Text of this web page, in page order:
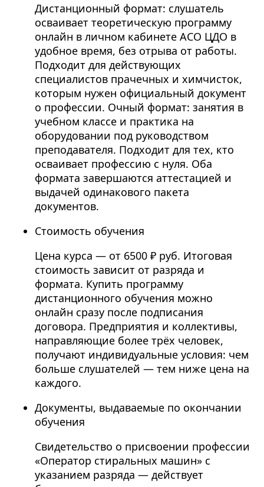
Дистанционный формат: слушатель
осваивает теоретическую программу
онлайн в личном кабинете АСО ЦДО в
удобное время, без отрыва от работы.
Подходит для действующих
специалистов прачечных и химчисток,
которым нужен официальный документ
о профессии. Очный формат: занятия в
учебном классе и практика на
оборудовании под руководством
преподавателя. Подходит для тех, кто
осваивает профессию с нуля. Оба
формата завершаются аттестацией и
выдачей одинакового пакета
документов.
Стоимость обучения
Цена курса — от 6500 ₽ руб. Итоговая
стоимость зависит от разряда и
формата. Купить программу
дистанционного обучения можно
онлайн сразу после подписания
договора. Предприятия и коллективы,
направляющие более трёх человек,
получают индивидуальные условия: чем
больше слушателей — тем ниже цена на
каждого.
Документы, выдаваемые по окончании
обучения
Свидетельство о присвоении профессии
«Оператор стиральных машин» с
указанием разряда — действует